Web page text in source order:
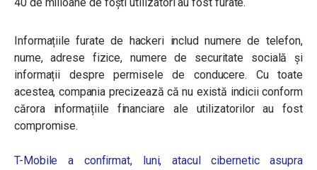
Informațiile furate de hackeri includ numere de telefon,
nume, adrese fizice, numere de securitate socială și
informații despre permisele de conducere. Cu toate
acestea, compania precizează că nu există indicii conform
cărora informațiile financiare ale utilizatorilor au fost
compromise.
T-Mobile a confirmat, luni, atacul cibernetic asupra